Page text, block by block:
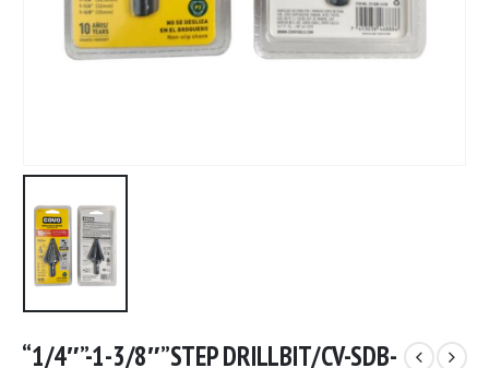
“1/4″”-1-3/8″”STEP DRILLBIT/CV-SDB-